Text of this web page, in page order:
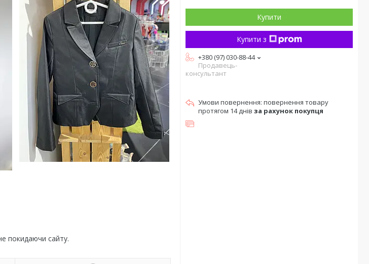
покидаючи сайту.
Купити
Купити з
+380 (97) 030-88-44
Продавець-
консультант
повернення товару
протягом 14 днів за рахунок покупця